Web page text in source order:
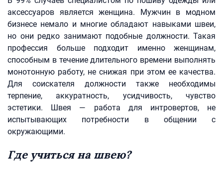
аксессуаров является женщина. Мужчин в модном
бизнесе немало и многие обладают навыками швеи,
но они редко занимают подобные должности. Такая
профессия больше подходит именно женщинам,
способным в течение длительного времени выполнять
монотонную работу, не снижая при этом ее качества.
Для соискателя должности также необходимы
терпение, аккуратность, усидчивость, чувство
эстетики. Швея — работа для интровертов, не
испытывающих потребности в общении с
окружающими.
Где учиться на швею?